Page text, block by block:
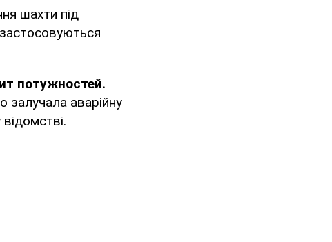
шахти під
потужностей.
залучала аварійну